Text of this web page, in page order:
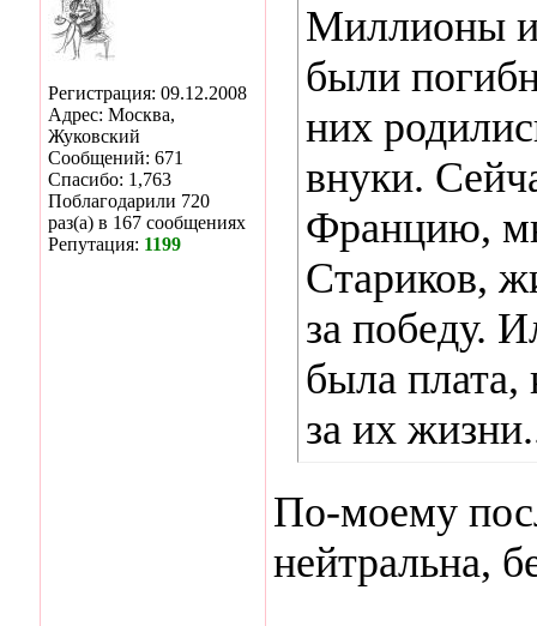
Регистрация: 09.12.2008
Адрес: Москва,
Жуковский
Сообщений: 671
Спасибо: 1,763
Поблагодарили 720
раз(а) в 167 сообщениях
Репутация: 1199
Миллионы
были
них
внуки.
Францию,
Стариков,
за победу.
была плата,
за их
По-моему
нейтральна,